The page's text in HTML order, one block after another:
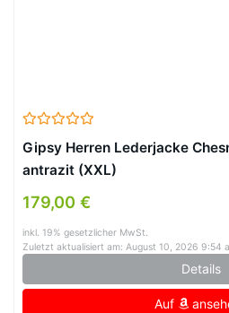
Gipsy Herren Lederjacke
antrazit (XXL)
179,00 €
inkl. 19% gesetzlicher MwSt.
Zuletzt aktualisiert am: August 10, 2026 9:54
Details
Auf